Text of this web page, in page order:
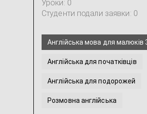
Уроки: 0
Студенти подали заявки: 0
Англійська мова для малюків
Англійська для початківців
Англійська для подорожей
Розмовна англійська